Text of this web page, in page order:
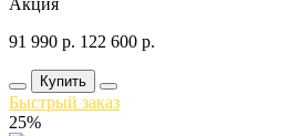
91 990 р. 122 600 р.
Купить
Быстрый заказ
25%